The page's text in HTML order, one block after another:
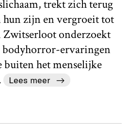
trekt zich terug
zijn en vergroeit tot
Zwitserloot onderzoekt
bodyhorror-ervaringen
buiten het menselijke
Lees meer